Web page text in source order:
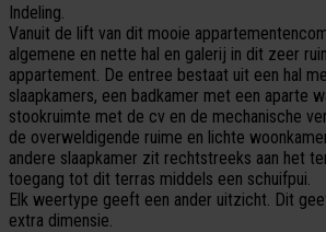
Indeling.
Vanuit de lift van dit mooie
algemene en nette hal en galerij in dit zeer
appartement. De entree bestaat uit een hal
slaapkamers, een badkamer met een aparte
stookruimte met de cv en de mechanische
de overweldigende ruime en lichte
andere slaapkamer zit rechtstreeks aan het
toegang tot dit terras middels een schuifpui.
Elk weertype geeft een ander uitzicht. Dit
extra dimensie.